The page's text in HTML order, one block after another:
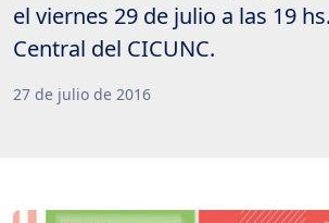
el viernes 29 de julio a las 19
Central del CICUNC.
27 de julio de 2016